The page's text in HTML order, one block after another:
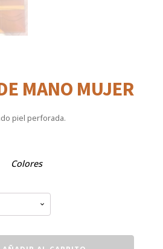
MANO MUJER
piel perforada.
Colores